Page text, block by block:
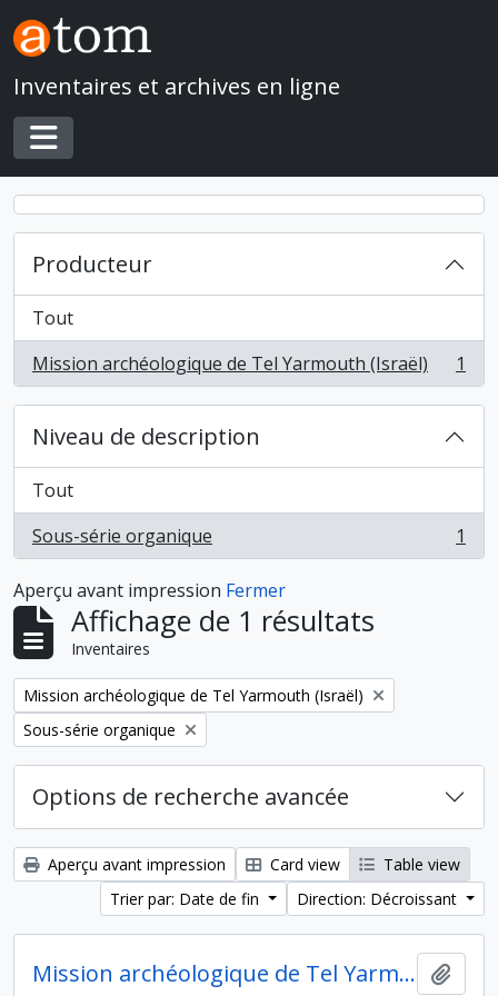
Skip to main content
Inventaires et archives en ligne
Toggle navigation
Producteur
Tout
Mission archéologique de Tel Yarmouth (Israël)
, 1 résultats 1
Niveau de description
Tout
Sous-série organique
, 1 résultats 1
Aperçu avant impression Fermer
Affichage de 1 résultats
Inventaires
Remove filter:
Mission archéologique de Tel Yarmouth (Israël)
Remove filter:
Sous-série organique
Options de recherche avancée
Aperçu avant impression Card view
Table view
Trier par: Date de fin
Direction: Décroissant
Mission archéologique de Tel Yarmouth, Israël